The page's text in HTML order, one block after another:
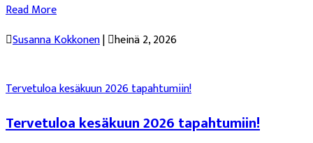
Read More
Susanna Kokkonen|heinä 2, 2026
Tervetuloa kesäkuun 2026 tapahtumiin!
Tervetuloa kesäkuun 2026 tapahtumiin!